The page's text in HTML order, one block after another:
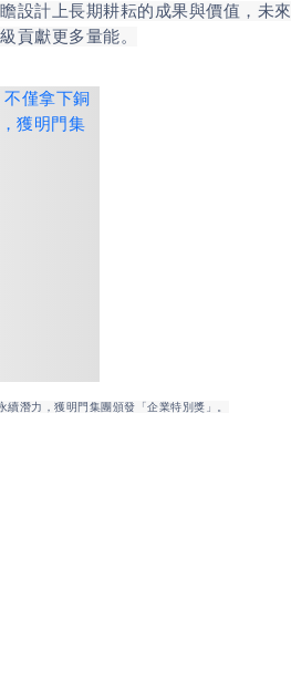
設計上長期耕耘的成果與價值，未來
貢獻更多量能。
潛力，獲明門集團頒發「企業特別獎」。